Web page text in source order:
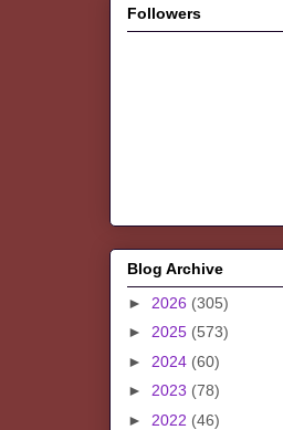
Followers
Blog Archive
► 2026 (305)
► 2025 (573)
► 2024 (60)
► 2023 (78)
► 2022 (46)